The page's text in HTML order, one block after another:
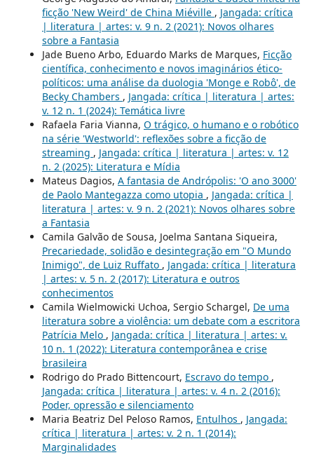
ficção 'New Weird' de China Miéville , Jangada: crítica
| literatura | artes: v. 9 n. 2 (2021): Novos olhares
sobre a Fantasia
Jade Bueno Arbo, Eduardo Marks de Marques, Ficção
científica, conhecimento e novos imaginários ético-
políticos: uma análise da duologia 'Monge e Robô', de
Becky Chambers , Jangada: crítica | literatura | artes:
v. 12 n. 1 (2024): Temática livre
Rafaela Faria Vianna, O trágico, o humano e o robótico
na série 'Westworld': reflexões sobre a ficção de
streaming , Jangada: crítica | literatura | artes: v. 12
n. 2 (2025): Literatura e Mídia
Mateus Dagios, A fantasia de Andrópolis: 'O ano 3000'
de Paolo Mantegazza como utopia , Jangada: crítica |
literatura | artes: v. 9 n. 2 (2021): Novos olhares sobre
a Fantasia
Camila Galvão de Sousa, Joelma Santana Siqueira,
Precariedade, solidão e desintegração em "O Mundo
Inimigo", de Luiz Ruffato , Jangada: crítica | literatura
| artes: v. 5 n. 2 (2017): Literatura e outros
conhecimentos
Camila Wielmowicki Uchoa, Sergio Schargel, De uma
literatura sobre a violência: um debate com a escritora
Patrícia Melo , Jangada: crítica | literatura | artes: v.
10 n. 1 (2022): Literatura contemporânea e crise
brasileira
Rodrigo do Prado Bittencourt, Escravo do tempo ,
Jangada: crítica | literatura | artes: v. 4 n. 2 (2016):
Poder, opressão e silenciamento
Maria Beatriz Del Peloso Ramos, Entulhos , Jangada:
crítica | literatura | artes: v. 2 n. 1 (2014):
Marginalidades